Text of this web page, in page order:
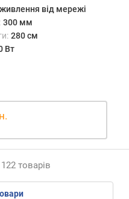
живлення від мережі
300 мм
280 см
Вт
товарів